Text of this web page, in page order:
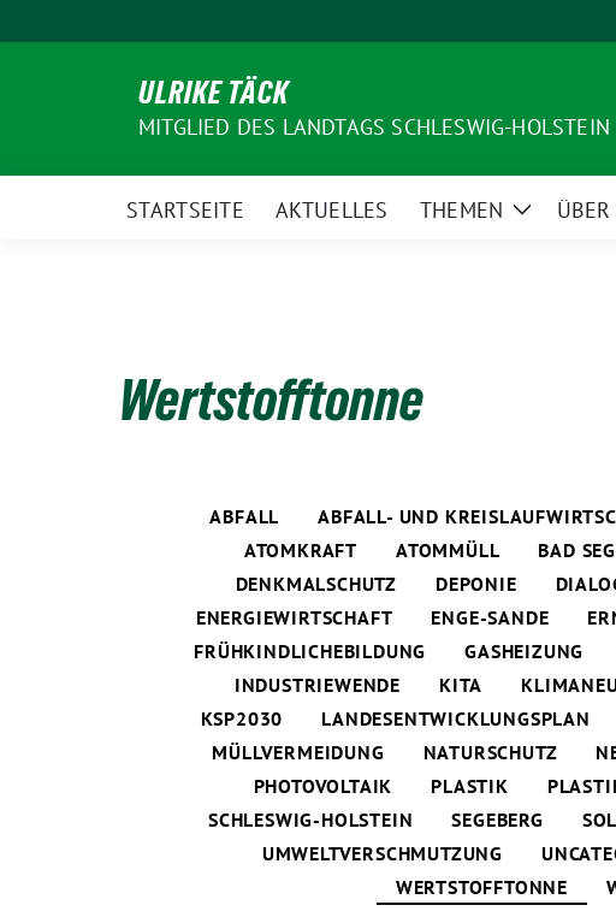
zum
ULRIKE TÄCK
MITGLIED DES LANDTAGS SCHLESWIG-HOLSTEIN
STARTSEITE AKTUELLES THEMEN
Zeige
Wertstofftonne
ABFALL ABFALL- UND
ATOMKRAFT
ATOMMÜLL BAD
DENKMALSCHUTZ
DEPONIE
ENERGIEWIRTSCHAFT
ENGE-SANDE
FRÜHKINDLICHEBILDUNG
GASHEIZUNG
INDUSTRIEWENDE
KITA
KSP2030
LANDESENTWICKLUNGSPLAN
MÜLLVERMEIDUNG
NATURSCHUTZ
PHOTOVOLTAIK
PLASTIK
SCHLESWIG-HOLSTEIN
SEGEBERG
UMWELTVERSCHMUTZUNG
WERTSTOFFTONNE